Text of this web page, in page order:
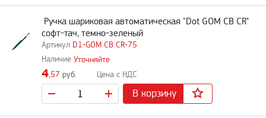
D1-GOM CB CR-75
Ручка шариковая автоматическая "Dot GOM CB CR"
софт-тач, темно-зеленый
Уточняйте
4,57 руб.
В корзину